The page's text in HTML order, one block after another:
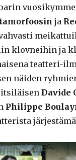
ja
klovneihin ja
teatteri-
näiden
Davide
Philippe